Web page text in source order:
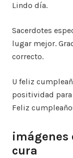
Lindo día.
Sacerdotes
lugar mejor.
correcto.
U feliz
positividad
Feliz
imágenes
cura